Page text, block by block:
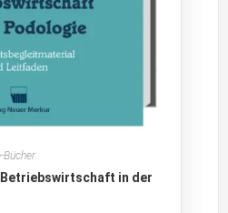
Bücher
in der